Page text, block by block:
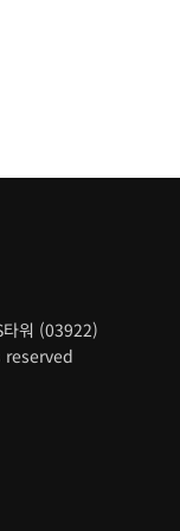
타워 (03922)
reserved